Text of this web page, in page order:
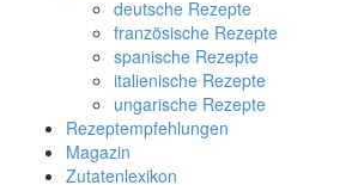
deutsche Rezepte
französische Rezepte
spanische Rezepte
italienische Rezepte
ungarische Rezepte
Rezeptempfehlungen
Magazin
Zutatenlexikon